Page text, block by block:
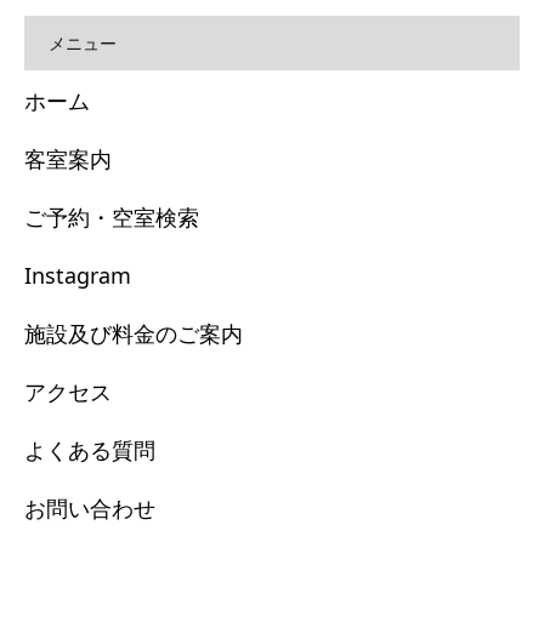
メニュー
ホーム
客室案内
ご予約・空室検索
Instagram
施設及び料金のご案内
アクセス
よくある質問
お問い合わせ